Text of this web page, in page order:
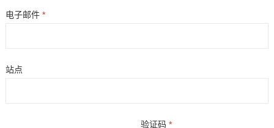
电子邮件 *
站点
验证码*